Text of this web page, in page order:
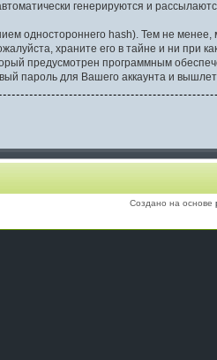
генерируются и
одностороннего hash). Тем не менее,
храните его в тайне и ни
предусмотрен программным
пароль для Вашего аккаунта и
Создано на основе